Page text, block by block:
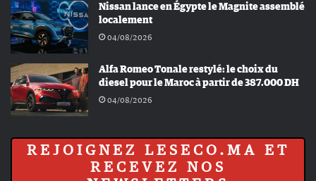
Nissan lance en Égypte le Magnite assemblé
localement
04/08/2026
Alfa Romeo Tonale restylé: le choix du
diesel pour le Maroc à partir de 387.000 DH
04/08/2026
REJOIGNEZ LESECO.MA ET
RECEVEZ NOS